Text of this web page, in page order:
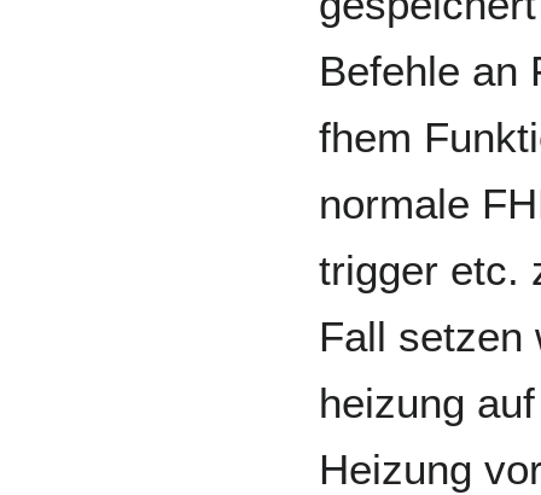
Befehle an
fhem
normale
trigger etc.
Fall setzen
heizung
Heizung